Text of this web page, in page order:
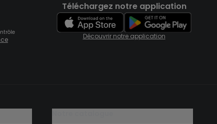
Téléchargez notre application
Découvrir notre application